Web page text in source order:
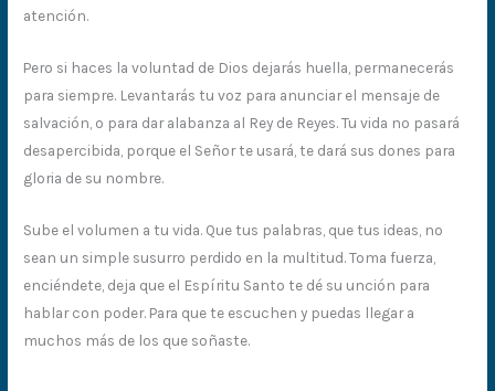
atención.
Pero si haces la voluntad de Dios dejarás huella, permanecerás
para siempre. Levantarás tu voz para anunciar el mensaje de
salvación, o para dar alabanza al Rey de Reyes. Tu vida no pasará
desapercibida, porque el Señor te usará, te dará sus dones para
gloria de su nombre.
Sube el volumen a tu vida. Que tus palabras, que tus ideas, no
sean un simple susurro perdido en la multitud. Toma fuerza,
enciéndete, deja que el Espíritu Santo te dé su unción para
hablar con poder. Para que te escuchen y puedas llegar a
muchos más de los que soñaste.